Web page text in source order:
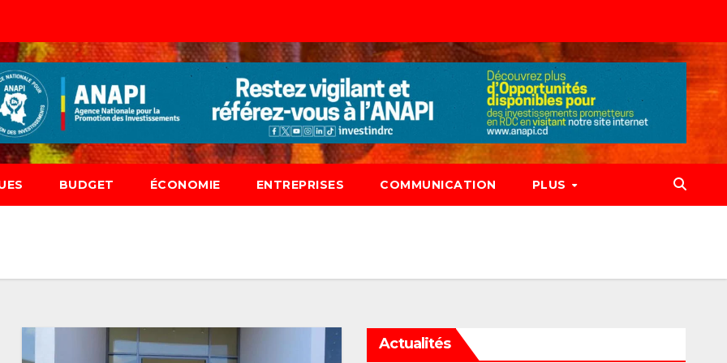
BUDGET ÉCONOMIE ENTREPRISES COMMUNICATION PLUS
Actualités